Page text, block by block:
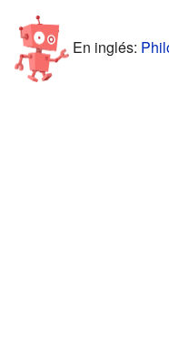
En inglés: